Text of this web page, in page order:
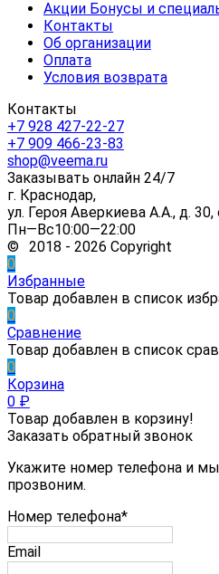
Акции Бонусы и
Контакты
Об организации
Оплата
Условия возврата
Контакты
+7 928 427-22-27
+7 909 466-23-83
shop@veema.ru
Заказывать онлайн 24/7
г. Краснодар,
ул. Героя Аверкиева А.А., д. 30,
Пн—Вс10:00—22:00
© 2018 - 2026 Copyright
0
Избранные
Товар добавлен в список
0
Сравнение
Товар добавлен в список
0
Корзина
0 ₽
Товар добавлен в корзину!
Заказать обратный звонок
Укажите номер телефона и
прозвоним.
Номер телефона*
Email